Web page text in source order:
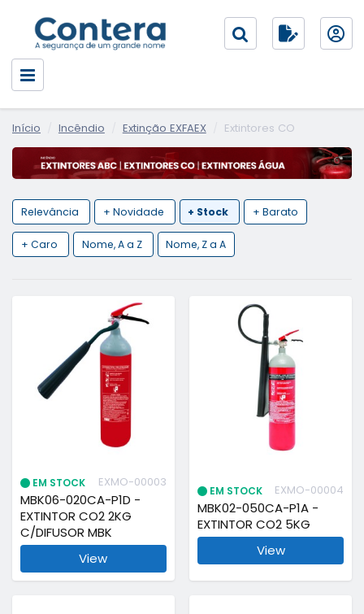
Início Incêndio Extinção EXFAEX Extintores CO
Relevância + Novidade + Stock + Barato
+ Caro Nome, A a Z Nome, Z a A
EM STOCK EXMO-00003
MBK06-020CA-P1D -
EXTINTOR CO2 2KG
C/DIFUSOR MBK
View
EM STOCK EXMO-00004
MBK02-050CA-P1A -
EXTINTOR CO2 5KG
View